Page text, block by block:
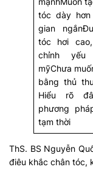
tóc dày
gian
tóc hơi
chỉnh
mỹChưa
bằng thủ
Hiểu rõ
phương
tạm thời
ThS. BS Nguyễn
điêu khắc chân tóc,